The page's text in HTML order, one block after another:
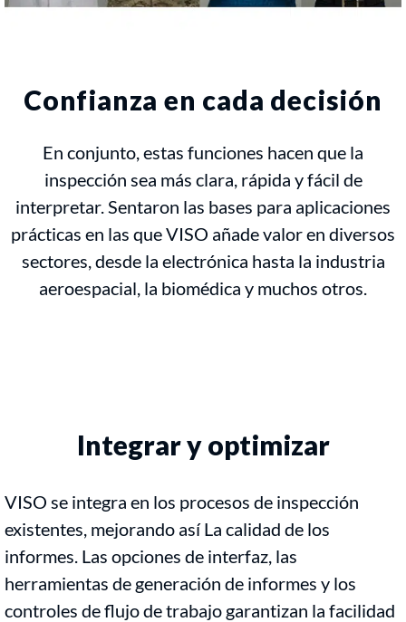
Confianza en cada decisión
En conjunto, estas funciones hacen que la
inspección sea más clara, rápida y fácil de
interpretar. Sentaron las bases para aplicaciones
prácticas en las que VISO añade valor en diversos
sectores, desde la electrónica hasta la industria
aeroespacial, la biomédica y muchos otros.
Integrar y optimizar
VISO se integra en los procesos de inspección
existentes, mejorando así La calidad de los
informes. Las opciones de interfaz, las
herramientas de generación de informes y los
controles de flujo de trabajo garantizan la facilidad